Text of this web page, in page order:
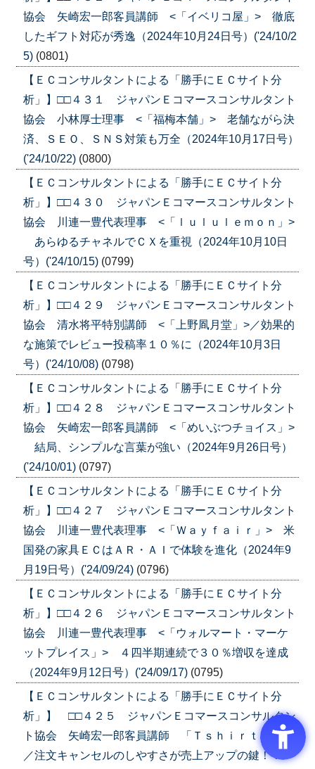
協会 矢崎宏一郎客員講師 <「イベリコ屋」> 徹底
したギフト対応が秀逸（2024年10月24日号）('24/10/2
5) (0801)
【ＥＣコンサルタントによる「勝手にＥＣサイト分
析」】□□４３１ ジャパンＥコマースコンサルタント
協会 小林厚士理事 <「福梅本舗」> 老舗ながら決
済、ＳＥＯ、ＳＮＳ対策も万全（2024年10月17日号）
('24/10/22) (0800)
【ＥＣコンサルタントによる「勝手にＥＣサイト分
析」】□□４３０ ジャパンＥコマースコンサルタント
協会 川連一豊代表理事 <「ｌｕｌｕｌｅｍｏｎ」>
あらゆるチャネルでＣＸを重視（2024年10月10日
号）('24/10/15) (0799)
【ＥＣコンサルタントによる「勝手にＥＣサイト分
析」】□□４２９ ジャパンＥコマースコンサルタント
協会 清水将平特別講師 <「上野凮月堂」>／効果的
な施策でレビュー投稿率１０％に（2024年10月3日
号）('24/10/08) (0798)
【ＥＣコンサルタントによる「勝手にＥＣサイト分
析」】□□４２８ ジャパンＥコマースコンサルタント
協会 矢崎宏一郎客員講師 <「めいぶつチョイス」>
結局、シンプルな言葉が強い（2024年9月26日号）
('24/10/01) (0797)
【ＥＣコンサルタントによる「勝手にＥＣサイト分
析」】□□４２７ ジャパンＥコマースコンサルタント
協会 川連一豊代表理事 <「Ｗａｙｆａｉｒ」> 米
国発の家具ＥＣはＡＲ・ＡＩで体験を進化（2024年9
月19日号）('24/09/24) (0796)
【ＥＣコンサルタントによる「勝手にＥＣサイト分
析」】□□４２６ ジャパンＥコマースコンサルタント
協会 川連一豊代表理事 <「ウォルマート・マーケ
ットプレイス」> ４四半期連続で３０％増収を達成
（2024年9月12日号）('24/09/17) (0795)
【ＥＣコンサルタントによる「勝手にＥＣサイト分
析」】 □□４２５ ジャパンＥコマースコンサルタン
ト協会 矢崎宏一郎客員講師 「Ｔｓｈｉｒｔ.ｓｔ」
／注文キャンセルのしやすさが売上アップの鍵！？